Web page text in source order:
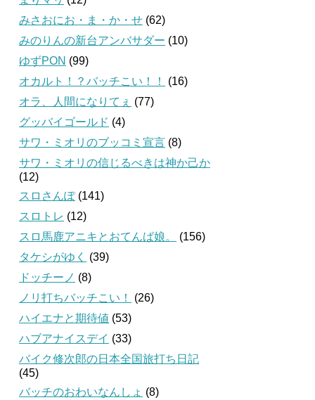
みさおにお・ま・か・せ (62)
みのりんの新台アンバサダー (10)
ゆずPON (99)
オカルト！？バッチこい！！
(16)
オラ、人間になりてぇ (77)
グッバイゴールド (4)
サワ・ミオリのブッコミ宣言 (8)
サワ・ミオリの信じるべきは神か己か
(12)
スロさんぽ(141)
スロトレ (12)
スロ馬鹿アニキとおてんば娘。
(156)
タケシがゆく
(39)
ドッチーノ (8)
ノリ打ちバッチこい！
(26)
ハイエナと期待値 (53)
ハブアナイスデイ (33)
バイク修次郎の日本全国旅打ち日記
(45)
バッチのおわいなんしょ (8)